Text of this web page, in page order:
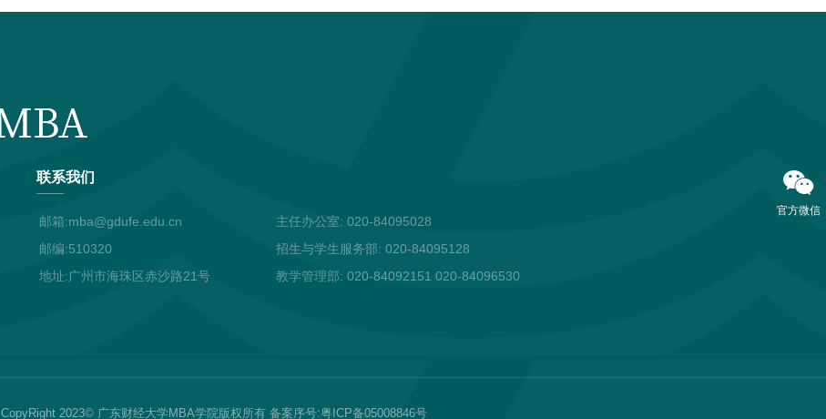
联系我们
邮箱:mba@gdufe.edu.cn
邮编:510320
地址:广州市海珠区赤沙路21号
主任办公室: 020-84095028
招生与学生服务部: 020-84095128
教学管理部: 020-84092151 020-84096530
官方微信
CopyRight 2023© 广东财经大学MBA学院版权所有 备案序号:粤ICP备05008846号